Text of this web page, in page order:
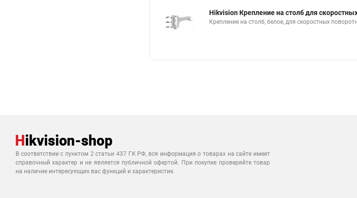
Hikvision Крепление на столб для
Крепление на столб, белое, для скоростных
В соответствии с пунктом 2 статьи 437 ГК РФ, вся информация о товарах на сайте имеет
справочный характер и не является публичной офертой. При покупке проверяйте товар
на наличие интересующих вас функций и характеристик.